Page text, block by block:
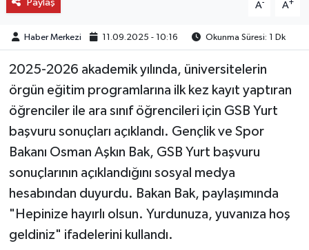
Paylaş A- A+
Haber Merkezi 11.09.2025 - 10:16 Okunma Süresi: 1 Dk
2025-2026 akademik yılında, üniversitelerin
örgün eğitim programlarına ilk kez kayıt yaptıran
öğrenciler ile ara sınıf öğrencileri için GSB Yurt
başvuru sonuçları açıklandı. Gençlik ve Spor
Bakanı Osman Aşkın Bak, GSB Yurt başvuru
sonuçlarının açıklandığını sosyal medya
hesabından duyurdu. Bakan Bak, paylaşımında
"Hepinize hayırlı olsun. Yurdunuza, yuvanıza hoş
geldiniz" ifadelerini kullandı.
SPOR
FİNANS